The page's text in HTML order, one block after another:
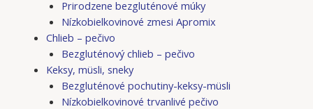
Prirodzene bezgluténové múky
Nízkobielkovinové zmesi Apromix
Chlieb – pečivo
Bezgluténový chlieb – pečivo
Keksy, müsli, sneky
Bezgluténové pochutiny-keksy-müsli
Nízkobielkovinové trvanlivé pečivo